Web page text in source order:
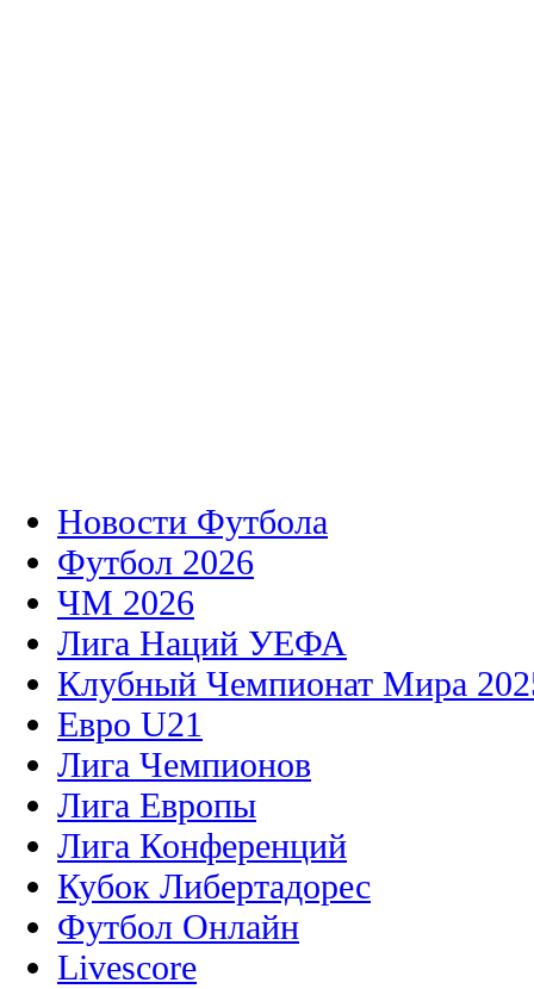
Новости Футбола
Футбол 2026
ЧМ 2026
Лига Наций УЕФА
Клубный Чемпионат Мира
Евро U21
Лига Чемпионов
Лига Европы
Лига Конференций
Кубок Либертадорес
Футбол Онлайн
Livescore